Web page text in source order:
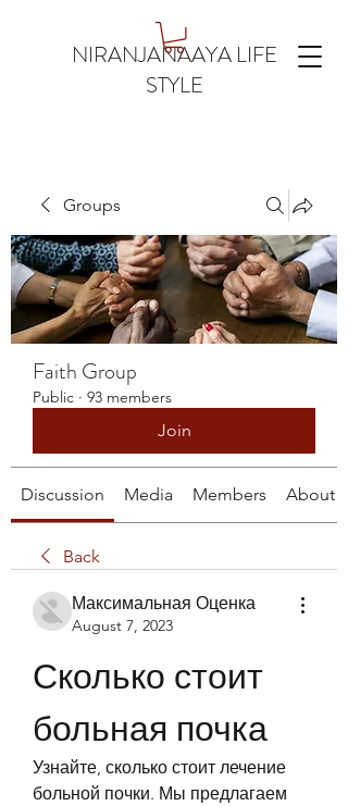
NIRANJANAAYA LIFE
STYLE
Groups
Faith Group
Public · 93 members
Join
Discussion Media Members About
Back
Максимальная Оценка
August 7, 2023
Сколько стоит
больная почка
Узнайте, сколько стоит лечение
больной почки. Мы предлагаем